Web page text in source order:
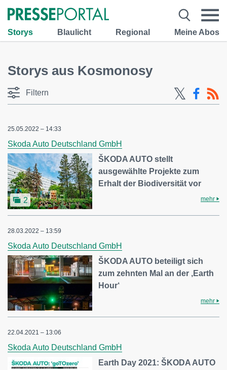
Storys Blaulicht Regional Meine Abos
Storys aus Kosmonosy
Filtern
25.05.2022 – 14:33
Skoda Auto Deutschland GmbH
2
ŠKODA AUTO stellt
ausgewählte Projekte zum
Erhalt der Biodiversität vor
mehr
28.03.2022 – 13:59
Skoda Auto Deutschland GmbH
ŠKODA AUTO beteiligt sich
zum zehnten Mal an der ,Earth
Hour‘
mehr
22.04.2021 – 13:06
Skoda Auto Deutschland GmbH
Earth Day 2021: ŠKODA AUTO